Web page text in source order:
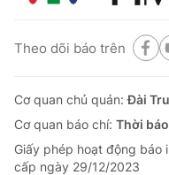
® Cấm sao chép dưới mọi
thuận bằng văn bản. Ghi
Theo dõi báo trên
Cơ quan chủ quản:Đài
Cơ quan báo chí: Thời
Giấy phép hoạt động báo
cấp ngày 29/12/2023